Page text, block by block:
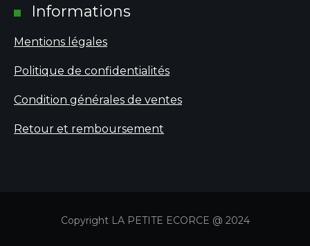
Informations
Mentions légales
Politique de confidentialités
Condition générales de ventes
Retour et remboursement
Copyright LA PETITE ECORCE @ 2024